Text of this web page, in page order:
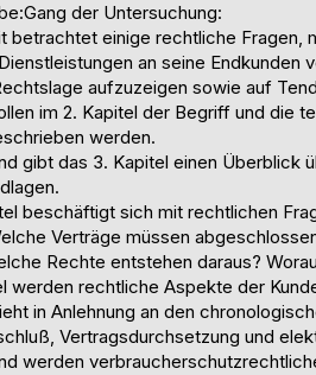
der Untersuchung:
betrachtet einige rechtliche Fragen,
an seine
aufzuzeigen sowie auf
im 2. Kapitel der Begriff und die
werden.
gibt das 3. Kapitel einen Überblick
beschäftigt sich mit rechtlichen
Verträge müssen
Rechte entstehen daraus?
werden rechtliche Aspekte der
in Anlehnung an den
Vertragsdurchsetzung und
werden